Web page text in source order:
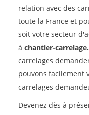
relation avec des
toute la France et
soit votre secteur
à chantier-
carrelages
pouvons facilement
carrelages
Devenez dès à